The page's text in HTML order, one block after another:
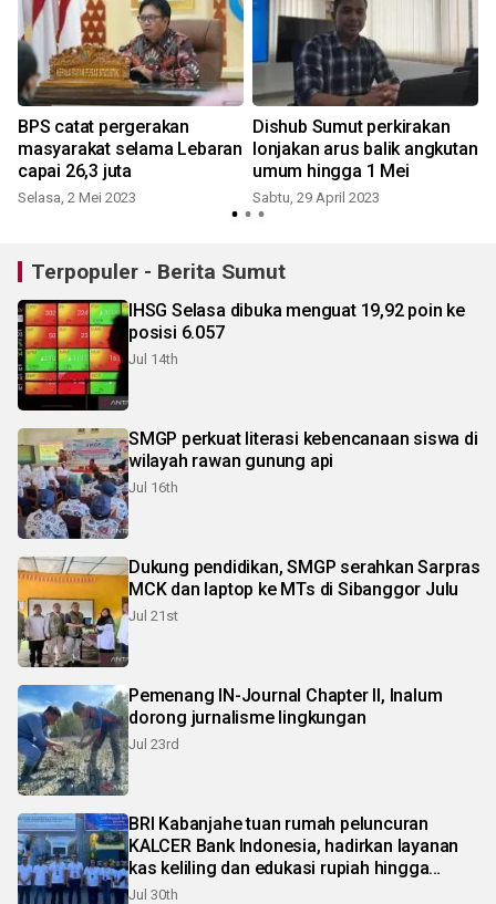
BPS catat pergerakan
masyarakat selama Lebaran
capai 26,3 juta
Selasa, 2 Mei 2023
Dishub Sumut perkirakan
lonjakan arus balik angkutan
umum hingga 1 Mei
Sabtu, 29 April 2023
Terpopuler - Berita Sumut
IHSG Selasa dibuka menguat 19,92 poin ke
posisi 6.057
Jul 14th
SMGP perkuat literasi kebencanaan siswa di
wilayah rawan gunung api
Jul 16th
Dukung pendidikan, SMGP serahkan Sarpras
MCK dan laptop ke MTs di Sibanggor Julu
Jul 21st
Pemenang IN-Journal Chapter II, Inalum
dorong jurnalisme lingkungan
Jul 23rd
BRI Kabanjahe tuan rumah peluncuran
KALCER Bank Indonesia, hadirkan layanan
kas keliling dan edukasi rupiah hingga
pelosok Karo
Jul 30th